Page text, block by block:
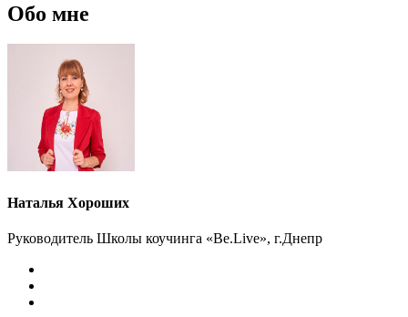
Обо мне
Наталья Хороших
Руководитель Школы коучинга «Be.Live», г.Днепр